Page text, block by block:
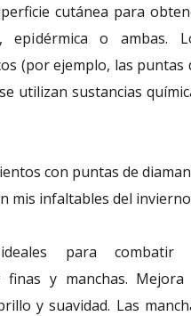
cutánea para
epidérmica o ambas.
(por ejemplo, las puntas
utilizan sustancias
con puntas de
mis infaltables del
para combatir
finas y manchas. Mejora
y suavidad. Las